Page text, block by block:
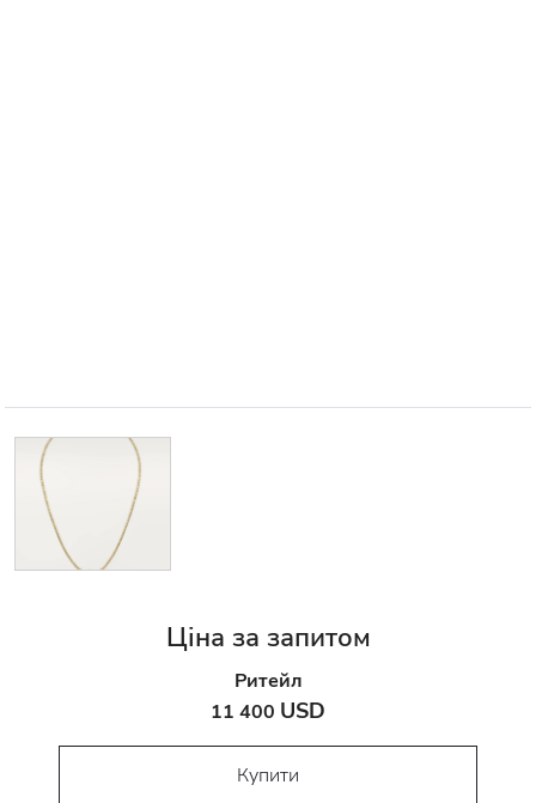
Ціна за запитом
Ритейл
11 400 USD
Купити